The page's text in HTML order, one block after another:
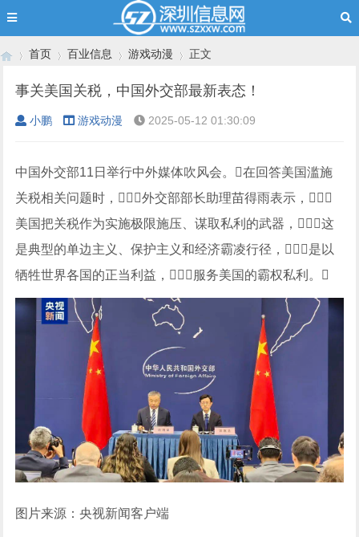
›
首页
›
百业信息
›
游戏动漫
›
正文
事关美国关税，中国外交部最新表态！
小鹏 游戏动漫 2025-05-12 01:30:09
中国外交部11日举行中外媒体吹风会。在回答美国滥施
关税相关问题时，外交部部长助理苗得雨表示，
美国把关税作为实施极限施压、谋取私利的武器，这
是典型的单边主义、保护主义和经济霸凌行径，是以
牺牲世界各国的正当利益，服务美国的霸权私利。
图片来源：央视新闻客户端